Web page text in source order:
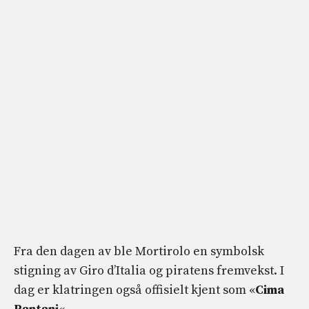
Fra den dagen av ble Mortirolo en symbolsk
stigning av Giro d’Italia og piratens fremvekst. I
dag er klatringen også offisielt kjent som «Cima